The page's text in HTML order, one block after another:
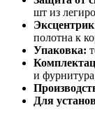
шт из
полотна к
Упаковка:
и
Для